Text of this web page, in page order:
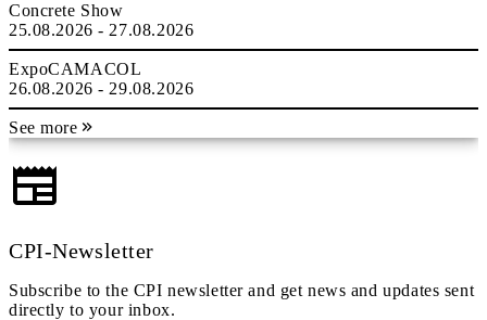
Concrete Show
25.08.2026 - 27.08.2026
ExpoCAMACOL
26.08.2026 - 29.08.2026
See more
CPI-Newsletter
Subscribe to the CPI newsletter and get news and updates sent
directly to your inbox.